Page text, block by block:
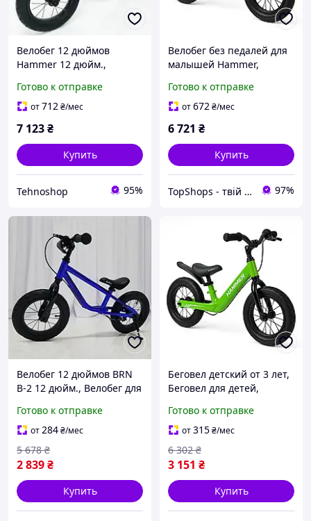
Велобег 12 дюймов
Hammer 12 дюйм.,
Велобег без педалей для
малышей DP-84
Готово к отправке
от712₴/мес
7 123₴
Купить
Tehnoshop 95%
Велобег без педалей для
малышей Hammer,
беговел-велосипед IO-65
Готово к отправке
от672₴/мес
6 721 ₴
Купить
TopShops - твій інтернет магазин 97%
Велобег 12 дюймов BRN
B-2 12 дюйм., Велобег для
беговел-велосипед,
Беговел для детей DM-28
Готово к отправке
от284₴/мес
2 839₴
5 678 ₴
Купить
Беговел детский от 3 лет,
Беговел для детей,
Велобиг детский
малышей ES-50
Готово к отправке
от315₴/мес
3 151 ₴
6 302 ₴
Купить